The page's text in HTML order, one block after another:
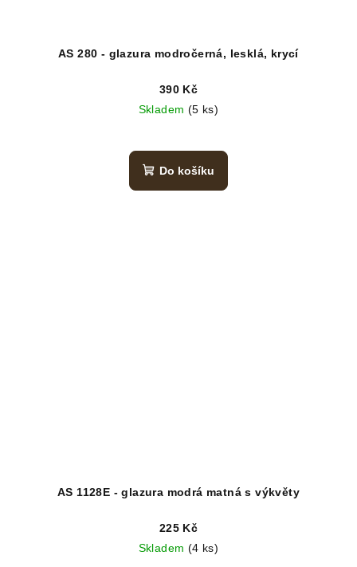
AS 280 - glazura modročerná, lesklá, krycí
390 Kč
Skladem (5 ks)
Do košíku
AS 1128E - glazura modrá matná s výkvěty
225 Kč
Skladem (4 ks)